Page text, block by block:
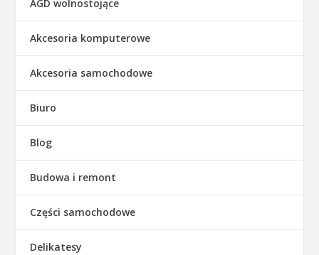
AGD wolnostojące
Akcesoria komputerowe
Akcesoria samochodowe
Biuro
Blog
Budowa i remont
Części samochodowe
Delikatesy